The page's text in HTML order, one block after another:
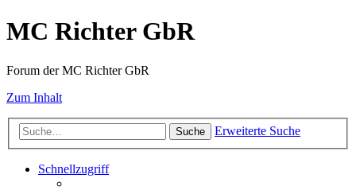
MC Richter GbR
Forum der MC Richter GbR
Zum Inhalt
Suche Erweiterte Suche
Schnellzugriff